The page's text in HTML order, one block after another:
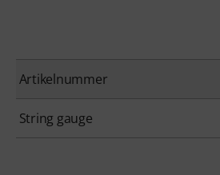
Artikelnummer
String gauge